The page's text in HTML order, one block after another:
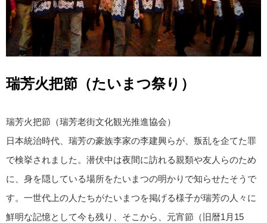
瑞芳火把節（たいまつ祭り）
瑞芳火把節（瑞芳老街文化観光推進協会）
日本統治時代、瑞芳の豪族李家の李建興らが、叛乱を企てた罪
で検挙されました。潜伏中は夜間に訪れる親類や友人らのため
に、身を隠している場所をたいまつの明かりで知らせたそうで
す。一世代上の人たちがたいまつを掲げる様子が瑞芳の人々に
鮮明な記憶として今も残り、そこから、元宵節（旧暦1月15